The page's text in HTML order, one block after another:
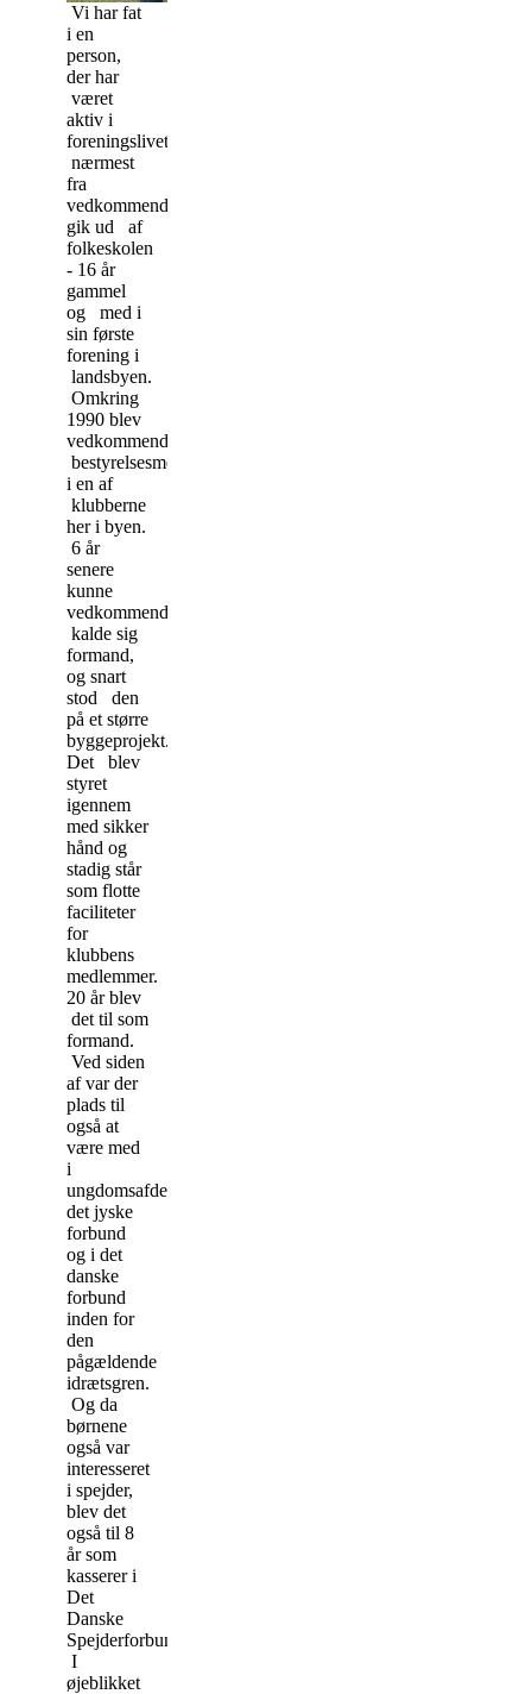
Vi har fat
i en
person,
der har
været
aktiv i
foreningslivet
nærmest
fra
vedkommende
gik ud af
folkeskolen
- 16 år
gammel
og med i
sin første
forening i
landsbyen.
Omkring
1990 blev
vedkommende
bestyrelsesmedlem
i en af
klubberne
her i byen.
6 år
senere
kunne
vedkommende
kalde sig
formand,
og snart
stod den
på et større
byggeprojekt.
Det blev
styret
igennem
med sikker
hånd og
stadig står
som flotte
faciliteter
for
klubbens
medlemmer.
20 år blev
det til som
formand.
Ved siden
af var der
plads til
også at
være med
i
ungdomsafdelingen
det jyske
forbund
og i det
danske
forbund
inden for
den
pågældende
idrætsgren.
Og da
børnene
også var
interesseret
i spejder,
blev det
også til 8
år som
kasserer i
Det
Danske
Spejderforbund.
I
øjeblikket